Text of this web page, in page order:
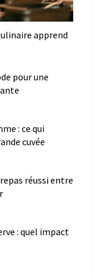
apprend
pour une
: ce qui
cuvée
réussi entre
: quel impact